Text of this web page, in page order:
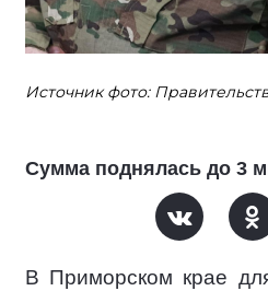
Источник фото:
Сумма поднялась до 3
В Приморском крае